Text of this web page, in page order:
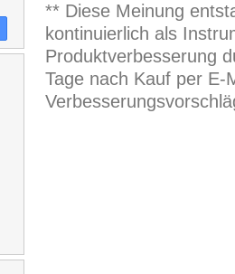
** Diese Meinung
kontinuierlich als
Produktverbesserung
Tage nach Kauf per E-